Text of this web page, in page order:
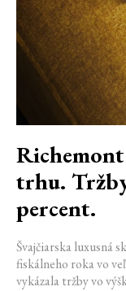
trhu.
percent.
Švajčiarska luxusná
fiskálneho roka vo
vykázala tržby vo